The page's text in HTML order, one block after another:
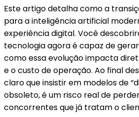
Este artigo detalha como a
para a inteligência artificial
experiência digital. Você
tecnologia agora é capaz de
como essa evolução impacta
e o custo de operação. Ao final
claro que insistir em modelos de
obsoleto, é um risco real de
concorrentes que já tratam o